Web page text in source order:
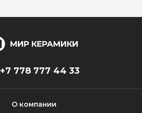
+7 778 777 44 33
О компании